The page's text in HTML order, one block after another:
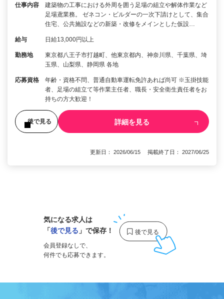
仕事内容
建築物の工事における外周を囲う足場の組立や解体作業など
足場鳶業務。 ゼネコン・ビルダーの一次下請けとして、集合
住宅、公共施設などの新築・改修をメインとした仮設…
給与 日給13,000円以上
勤務地
東京都八王子市打越町、他東京都内、神奈川県、千葉県、埼
玉県、山梨県、静岡県 各地
応募資格
年齢・資格不問、普通自動車運転免許あれば尚可 ※玉掛技能
者、足場の組立て等作業主任者、職長・安全衛生責任者をお
持ちの方大歓迎！
後で見る 詳細を見る
更新日： 2026/06/15 掲載終了日： 2027/06/25
気になる求人は
「後で見る 」で保存！
会員登録なしで、
何件でも応募できます。